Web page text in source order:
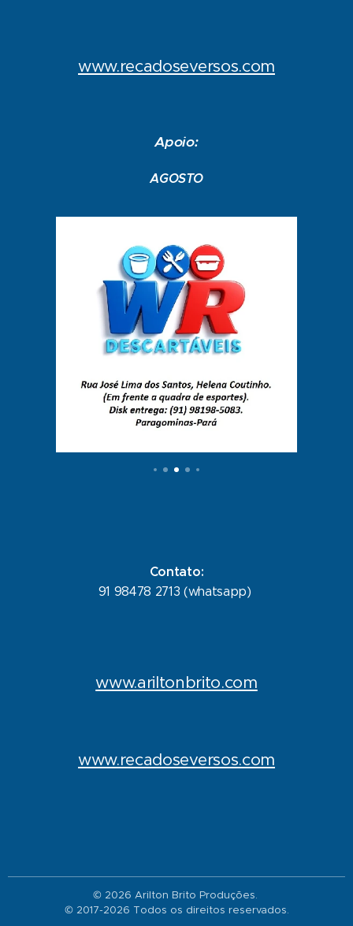
www.recadoseversos.com
Apoio:
AGOSTO
Contato:
91 98478 2713 (whatsapp)
www.ariltonbrito.com
www.recadoseversos.com
© 2026 Arilton Brito Produções.
© 2017-2026 Todos os direitos reservados.